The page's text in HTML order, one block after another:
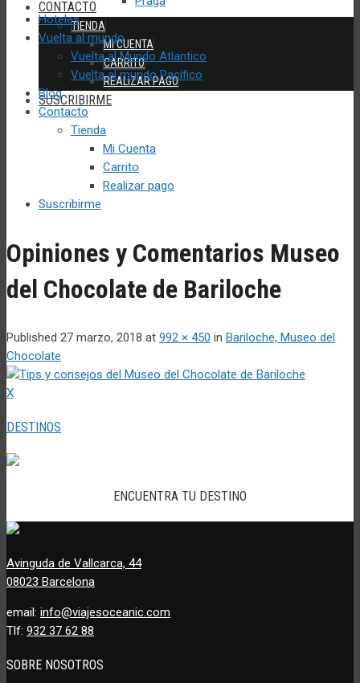
CONTACTO
TIENDA
MI CUENTA
CARRITO
REALIZAR PAGO
SUSCRIBIRME
Hoteles
Vuelta al mundo
Vuelta al Mundo Atlantico
Vuelta al mundo Pacífico
Blog
Contacto
Tienda
Mi Cuenta
Carrito
Realizar pago
Suscribirme
Opiniones y Comentarios Museo
del Chocolate de Bariloche
Published 27 marzo, 2018 at 992 × 450 in Bariloche, Museo del
Chocolate
X
DESTINOS
ENCUENTRA TU DESTINO
Avinguda de Vallcarca, 44
08023 Barcelona
email: info@viajesoceanic.com
Tlf: 932 37 62 88
SOBRE NOSOTROS